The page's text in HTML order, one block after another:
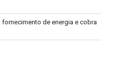
de energia e cobra